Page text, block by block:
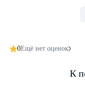
0Ещё нет оценок
К